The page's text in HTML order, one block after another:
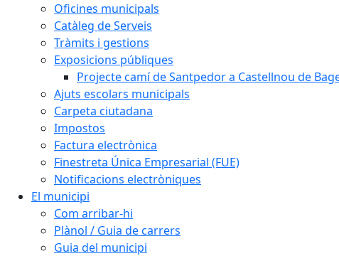
Oficines municipals
Catàleg de Serveis
Tràmits i gestions
Exposicions públiques
Projecte camí de Santpedor a Castellnou de
Ajuts escolars municipals
Carpeta ciutadana
Impostos
Factura electrònica
Finestreta Única Empresarial (FUE)
Notificacions electròniques
El municipi
Com arribar-hi
Plànol / Guia de carrers
Guia del municipi